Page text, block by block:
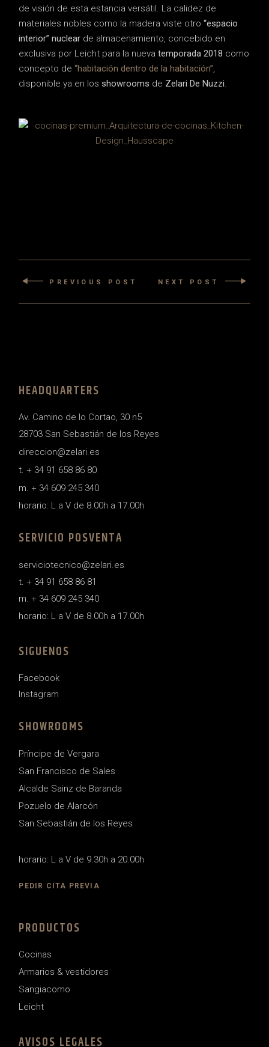
de visión de esta estancia versátil. La calidez de
materiales nobles como la madera viste otro“espacio
interior” nuclear de almacenamiento, concebido en
exclusiva por Leicht para la nuevatemporada 2018 como
concepto de“habitación dentro de la habitación”,
disponible ya en losshowrooms de Zelari De Nuzzi.
PREVIOUS POST NEXT POST
HEADQUARTERS
Av. Camino de lo Cortao, 30 n5
28703 San Sebastián de los Reyes
direccion@zelari.es
t. + 34 91 658 86 80
m. + 34 609 245 340
horario: L a V de 8.00h a 17.00h
SERVICIO POSVENTA
serviciotecnico@zelari.es
t. + 34 91 658 86 81
m. + 34 609 245 340
horario: L a V de 8.00h a 17.00h
SIGUENOS
Facebook
Instagram
SHOWROOMS
Príncipe de Vergara
San Francisco de Sales
Alcalde Sainz de Baranda
Pozuelo de Alarcón
San Sebastián de los Reyes
horario: L a V de 9.30h a 20.00h
PEDIR CITA PREVIA
PRODUCTOS
Cocinas
Armarios & vestidores
Sangiacomo
Leicht
AVISOS LEGALES